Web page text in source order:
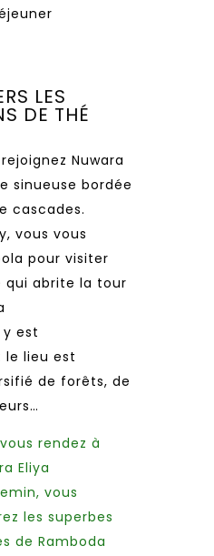
LES
DE THÉ
Nuwara
sinueuse bordée
cascades.
vous vous
pour visiter
qui abrite la tour
est
lieu est
de forêts, de
rendez à
Eliya
vous
les superbes
de Ramboda